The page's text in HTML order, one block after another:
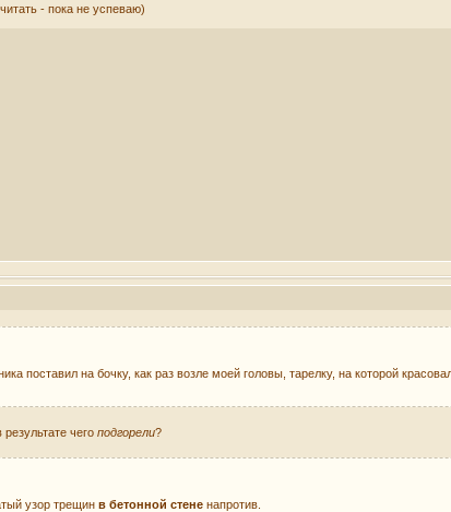
- пока не успеваю)
поставил на бочку, как раз возле моей головы, тарелку, на которой
чегоподгорели?
узор трещинв бетонной стене напротив.